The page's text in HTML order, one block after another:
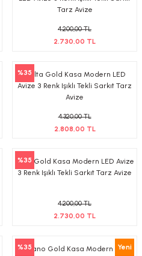
Tarz Avize
4.200,00 TL
2.730,00 TL
%35Malta Gold Kasa Modern LED
Avize 3 Renk Işıklı Tekli Sarkıt Tarz
Avize
4.320,00 TL
2.808,00 TL
%35
Paris Gold Kasa Modern LED Avize
3 Renk Işıklı Tekli Sarkıt Tarz Avize
4.200,00 TL
2.730,00 TL
%35 Yeni
Milano Gold Kasa Modern LED